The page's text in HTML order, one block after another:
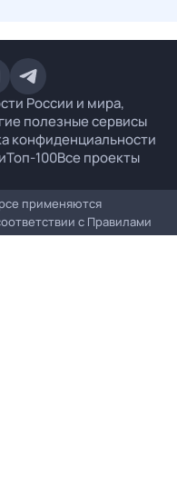
России и мира,
полезные сервисы
конфиденциальности
Топ-100Все проекты
применяются
с Правилами